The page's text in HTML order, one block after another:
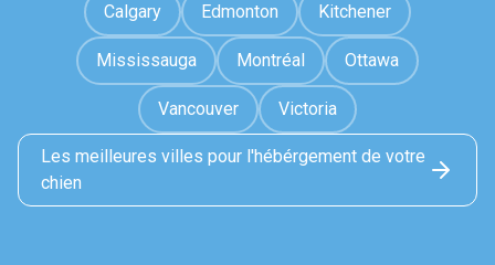
Calgary Edmonton Kitchener
Mississauga Montréal Ottawa
Vancouver Victoria
Les meilleures villes pour l'hébérgement de votre
chien